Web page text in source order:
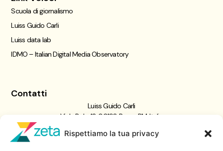
Rispettiamo la tua privacy
Scuola di giornalismo
Luiss Guido Carli
Luiss data lab
IDMO – Italian Digital Media Observatory
Contatti
Luiss Guido Carli
Viale Pola, 12, 00198 Roma RM, Italia
06 8522 5358